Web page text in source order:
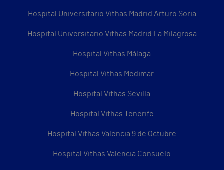
Hospital Universitario Vithas Madrid Arturo Soria
Hospital Universitario Vithas Madrid La Milagrosa
Hospital Vithas Málaga
Hospital Vithas Medimar
Hospital Vithas Sevilla
Hospital Vithas Tenerife
Hospital Vithas Valencia 9 de Octubre
Hospital Vithas Valencia Consuelo